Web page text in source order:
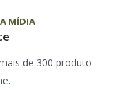
MÍDIA
de 300 produto